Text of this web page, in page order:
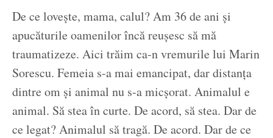
De ce lovește, mama, calul? Am 36 de ani și
apucăturile oamenilor încă reușesc să mă
traumatizeze. Aici trăim ca-n vremurile lui Marin
Sorescu. Femeia s-a mai emancipat, dar distanța
dintre om și animal nu s-a micșorat. Animalul e
animal. Să stea în curte. De acord, să stea. Dar de
ce legat? Animalul să tragă. De acord. Dar de ce